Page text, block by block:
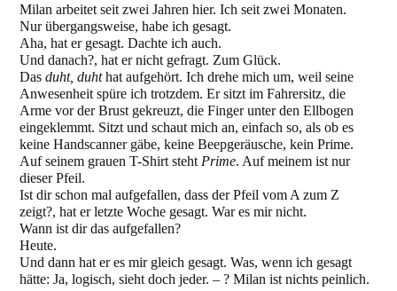
Milan arbeitet seit zwei Jahren hier. Ich seit zwei Monaten.
Nur übergangsweise, habe ich gesagt.
Aha, hat er gesagt. Dachte ich auch.
Und danach?, hat er nicht gefragt. Zum Glück.
Dasduht, duhthat aufgehört. Ich drehe mich um, weil seine
Anwesenheit spüre ich trotzdem. Er sitzt im Fahrersitz, die
Arme vor der Brust gekreuzt, die Finger unter den Ellbogen
eingeklemmt. Sitzt und schaut mich an, einfach so, als ob es
keine Handscanner gäbe, keine Beepgeräusche, kein Prime.
Auf seinem grauen T-Shirt steht Prime. Auf meinem ist nur
dieser Pfeil.
Ist dir schon mal aufgefallen, dass der Pfeil vom A zum Z
zeigt?, hat er letzte Woche gesagt. War es mir nicht.
Wann ist dir das aufgefallen?
Heute.
Und dann hat er es mir gleich gesagt. Was, wenn ich gesagt
hätte: Ja, logisch, sieht doch jeder. – ? Milan ist nichts peinlich.